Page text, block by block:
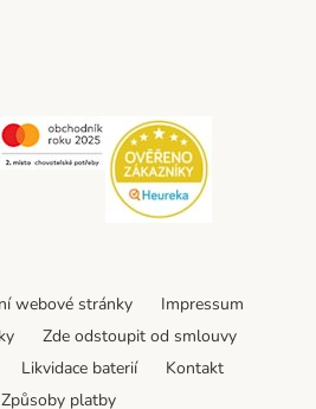
Shipping Method
Security Security
webové stránky
Impressum
Zde odstoupit od smlouvy
Likvidace baterií
Kontakt
Způsoby platby